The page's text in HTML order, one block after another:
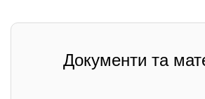
Документи та